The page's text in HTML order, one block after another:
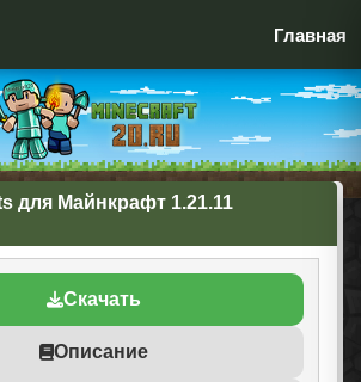
Главная
для Майнкрафт 1.21.11
Скачать
Описание